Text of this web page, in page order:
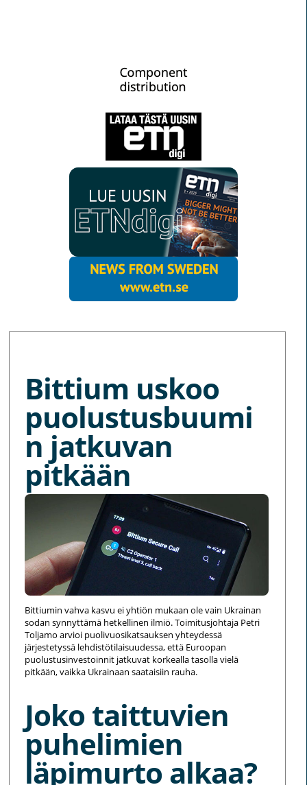
Bittium uskoo
puolustusbuumi
n jatkuvan
pitkään
Bittiumin vahva kasvu ei yhtiön mukaan ole vain Ukrainan
sodan synnyttämä hetkellinen ilmiö. Toimitusjohtaja Petri
Toljamo arvioi puolivuosikatsauksen yhteydessä
järjestetyssä lehdistötilaisuudessa, että Euroopan
puolustusinvestoinnit jatkuvat korkealla tasolla vielä
pitkään, vaikka Ukrainaan saataisiin rauha.
Joko taittuvien
puhelimien
läpimurto alkaa?